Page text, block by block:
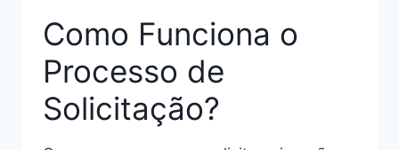
Como Funciona o
Processo de
Solicitação?